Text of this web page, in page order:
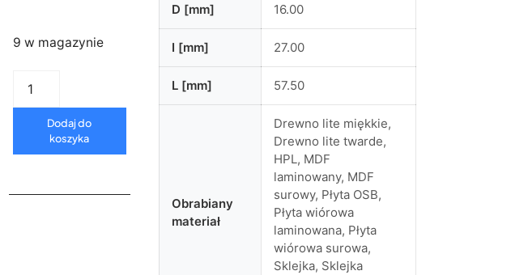
9 w magazynie
Dodaj do
koszyka
D [mm]
16.00
I [mm] 27.00
L [mm] 57.50
Obrabiany
materiał
Drewno lite miękkie,
Drewno lite twarde,
HPL, MDF
laminowany, MDF
surowy, Płyta OSB,
Płyta wiórowa
laminowana, Płyta
wiórowa surowa,
Sklejka, Sklejka